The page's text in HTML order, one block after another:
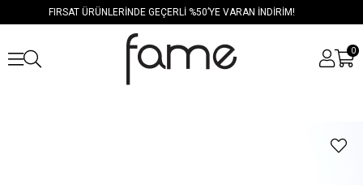
FIRSAT ÜRÜNLERİNDE GEÇERLİ %50’YE VARAN İNDİRİM!
0